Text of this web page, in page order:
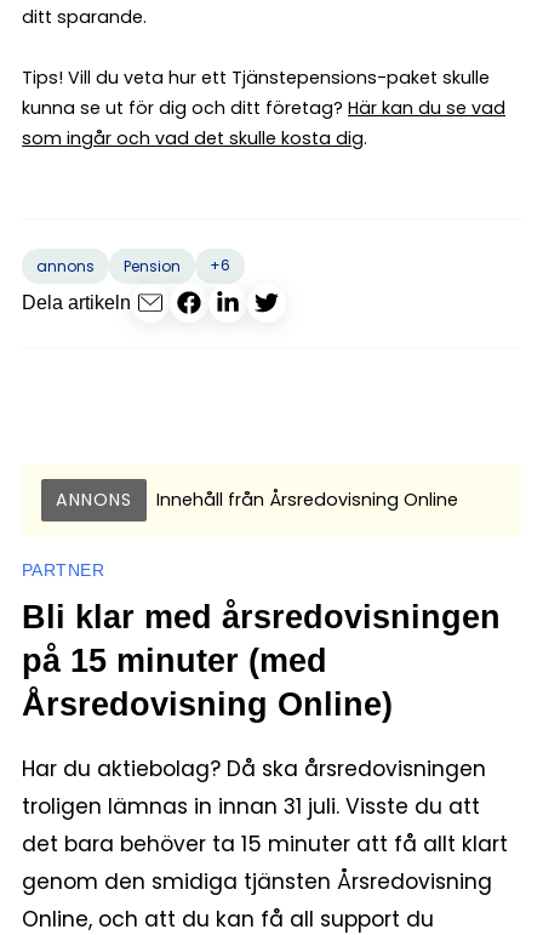
ditt sparande.
Tips! Vill du veta hur ett Tjänstepensions-paket skulle
kunna se ut för dig och ditt företag? Här kan du se vad
som ingår och vad det skulle kosta dig.
annons Pension
+6
Dela artikeln
ANNONS Innehåll från Årsredovisning Online
PARTNER
Bli klar med årsredovisningen
på 15 minuter (med
Årsredovisning Online)
Har du aktiebolag? Då ska årsredovisningen
troligen lämnas in innan 31 juli. Visste du att
det bara behöver ta 15 minuter att få allt klart
genom den smidiga tjänsten Årsredovisning
Online, och att du kan få all support du